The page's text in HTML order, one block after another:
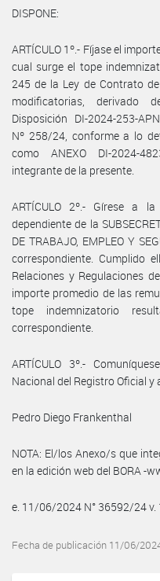
DISPONE:
ARTÍCULO 1º.- Fíjase el
cual surge el tope
245 de la Ley de Contrato
modificatorias, derivado
Disposición DI-2024-253-
Nº 258/24, conforme a lo
como ANEXO DI-2024-
integrante de la presente.
ARTÍCULO 2º.- Gírese a
dependiente de la
DE TRABAJO, EMPLEO Y
correspondiente. Cumplido
Relaciones y Regulaciones
importe promedio de las
tope indemnizatorio
correspondiente.
ARTÍCULO 3º.-
Nacional del Registro Oficial y
Pedro Diego Frankenthal
NOTA: El/los Anexo/s que
en la edición web del BORA -
e. 11/06/2024 N° 36592/24
Fecha de publicación 11/06/